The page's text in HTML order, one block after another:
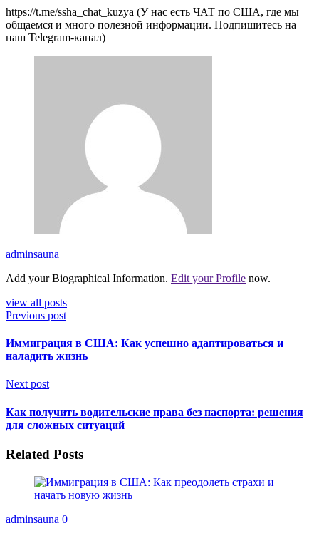
https://t.me/ssha_chat_kuzya (У нас есть ЧАТ по США, где мы
общаемся и много полезной информации. Подпишитесь на
наш Telegram-канал)
adminsauna
Add your Biographical Information. Edit your Profile now.
view all posts
Previous post
Иммиграция в США: Как успешно адаптироваться и
наладить жизнь
Next post
Как получить водительские права без паспорта: решения
для сложных ситуаций
Related Posts
adminsauna 0